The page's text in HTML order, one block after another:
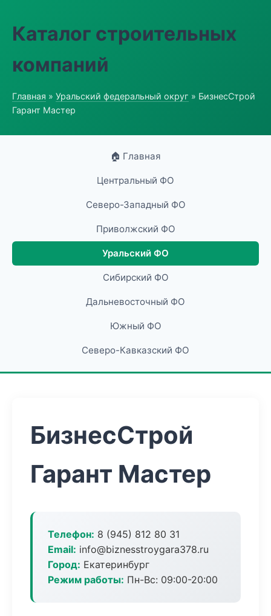
Каталог строительных
компаний
Главная » Уральский федеральный округ » БизнесСтрой
Гарант Мастер
🏠 Главная
Центральный ФО
Северо-Западный ФО
Приволжский ФО
Уральский ФО
Сибирский ФО
Дальневосточный ФО
Южный ФО
Северо-Кавказский ФО
БизнесСтрой
Гарант Мастер
Телефон: 8 (945) 812 80 31
Email: info@biznesstroygara378.ru
Город: Екатеринбург
Режим работы: Пн-Вс: 09:00-20:00